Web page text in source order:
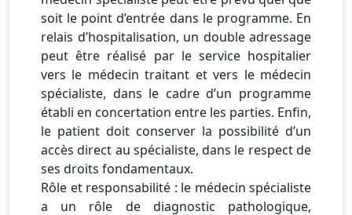
soit le point d’entrée dans le programme. En
relais d’hospitalisation, un double adressage
peut être réalisé par le service hospitalier
vers le médecin traitant et vers le médecin
spécialiste, dans le cadre d’un programme
établi en concertation entre les parties. Enfin,
le patient doit conserver la possibilité d’un
accès direct au spécialiste, dans le respect de
ses droits fondamentaux.
Rôle et responsabilité : le médecin spécialiste
a un rôle de diagnostic pathologique,